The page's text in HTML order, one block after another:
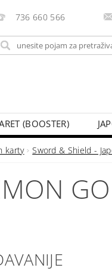
736 660 566
(BOOSTER)
KRABIČKY
karty Sword & Shield -